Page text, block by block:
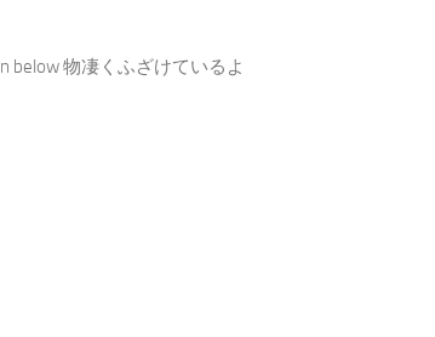
below 物凄くふざけているよ